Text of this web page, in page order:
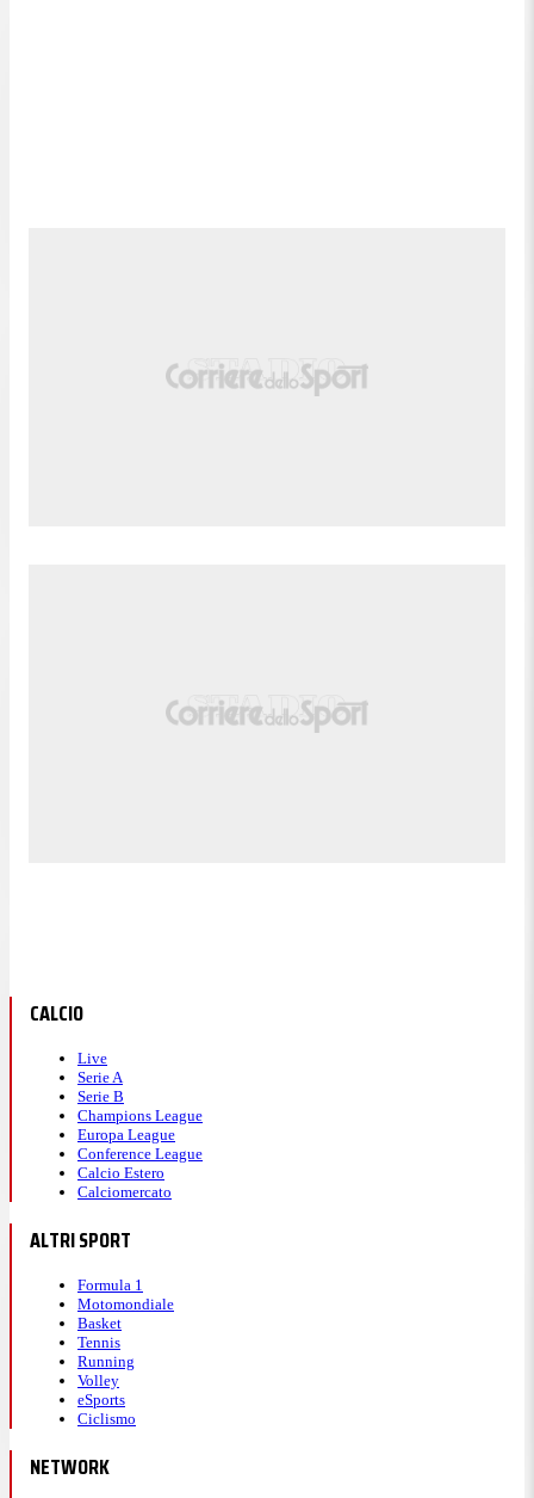
CALCIO
Live
Serie A
Serie B
Champions League
Europa League
Conference League
Calcio Estero
Calciomercato
ALTRI SPORT
Formula 1
Motomondiale
Basket
Tennis
Running
Volley
eSports
Ciclismo
NETWORK